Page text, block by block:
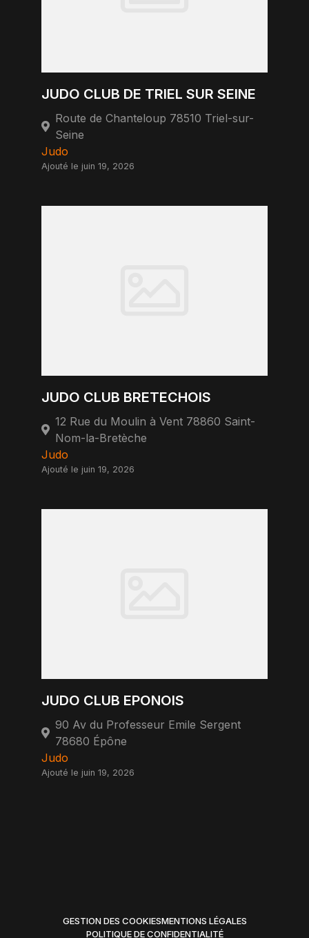
JUDO CLUB DE TRIEL SUR SEINE
Route de Chanteloup 78510 Triel-sur-
Seine
Judo
Ajouté le juin 19, 2026
JUDO CLUB BRETECHOIS
12 Rue du Moulin à Vent 78860 Saint-
Nom-la-Bretèche
Judo
Ajouté le juin 19, 2026
JUDO CLUB EPONOIS
90 Av du Professeur Emile Sergent
78680 Épône
Judo
Ajouté le juin 19, 2026
GESTION DES COOKIESMENTIONS LÉGALES
POLITIQUE DE CONFIDENTIALITÉ